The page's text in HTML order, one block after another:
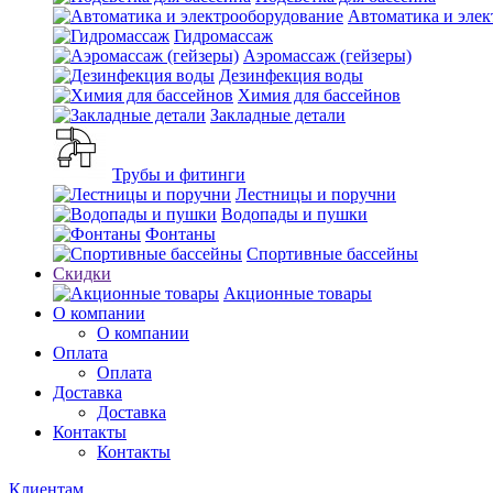
Автоматика и
Гидромассаж
Аэромассаж (гейзеры)
Дезинфекция воды
Химия для бассейнов
Закладные детали
Трубы и фитинги
Лестницы и поручни
Водопады и пушки
Фонтаны
Спортивные бассейны
Скидки
Акционные товары
О компании
О компании
Оплата
Оплата
Доставка
Доставка
Контакты
Контакты
Клиентам